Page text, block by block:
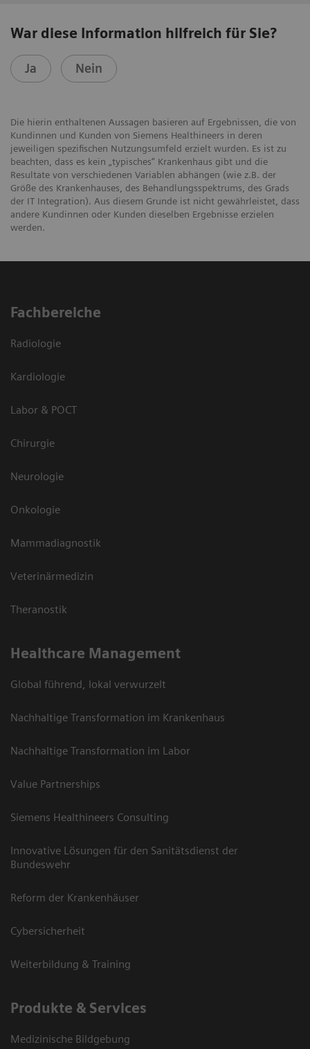
War diese Information hilfreich für Sie?
Ja Nein
Die hierin enthaltenen Aussagen basieren auf Ergebnissen, die von
Kundinnen und Kunden von Siemens Healthineers in deren
jeweiligen spezifischen Nutzungsumfeld erzielt wurden. Es ist zu
beachten, dass es kein „typisches“ Krankenhaus gibt und die
Resultate von verschiedenen Variablen abhängen (wie z.B. der
Größe des Krankenhauses, des Behandlungsspektrums, des Grads
der IT Integration). Aus diesem Grunde ist nicht gewährleistet, dass
andere Kundinnen oder Kunden dieselben Ergebnisse erzielen
werden.
Fachbereiche
Radiologie
Kardiologie
Labor & POCT
Chirurgie
Neurologie
Onkologie
Mammadiagnostik
Veterinärmedizin
Theranostik
Healthcare Management
Global führend, lokal verwurzelt
Nachhaltige Transformation im Krankenhaus
Nachhaltige Transformation im Labor
Value Partnerships
Siemens Healthineers Consulting
Innovative Lösungen für den Sanitätsdienst der
Bundeswehr
Reform der Krankenhäuser
Cybersicherheit
Weiterbildung & Training
Produkte & Services
Medizinische Bildgebung